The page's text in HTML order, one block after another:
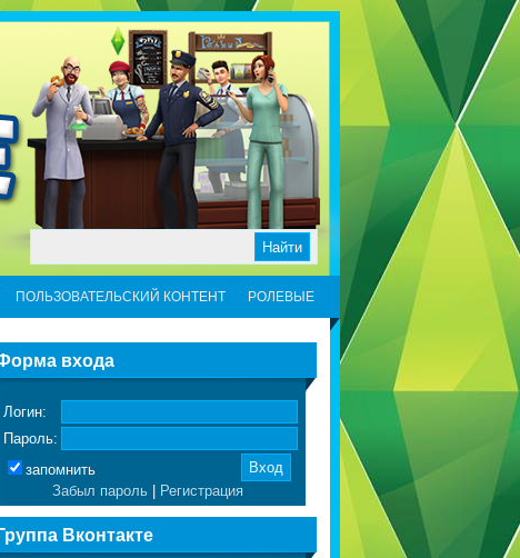
ПОЛЬЗОВАТЕЛЬСКИЙ КОНТЕНТ РОЛЕВЫЕ
входа
Логин:
Пароль:
запомнить
Забыл пароль| Регистрация
Группа Вконтакте